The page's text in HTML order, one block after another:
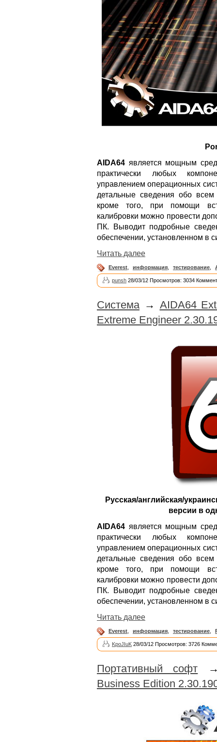
AIDA64 является мощным
практически любых
управлением операционных
детальные сведения обо
кроме того, при помощи
калибровки можно провести
ПК. Выводит подробные
обеспечении, установленном в
Читать далее
Everest информация тестирование
punsh 28/03/12 Просмотров: 3034
Система → AIDA64
Extreme Engineer
Русская/английская/
версии в
AIDA64 является мощным
практически любых
управлением операционных
детальные сведения обо
кроме того, при помощи
калибровки можно провести
ПК. Выводит подробные
обеспечении, установленном в
Читать далее
Everest информация тестирование
KpoJIuK 28/03/12 Просмотров: 3726
Портативный софт
Business Edition